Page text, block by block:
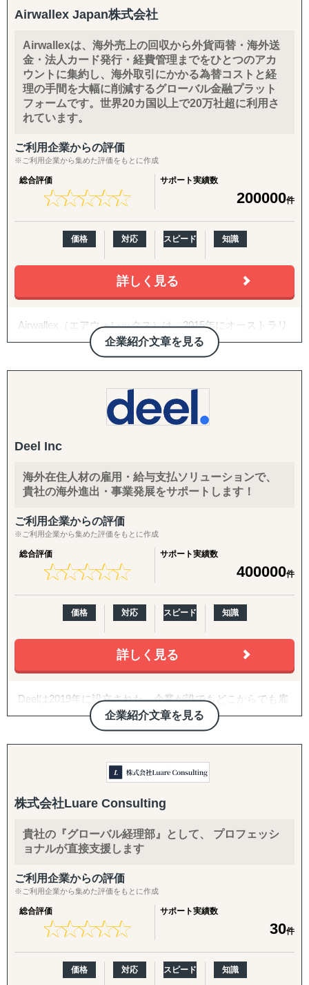
③ アジア圏での「デジタル」ビジネス事業機会の抽出＆評
ランスフォーメーションに係るトータルサポート
④ 市場環境変動に即した手触り感あるインサイトを抽出す
る海外市場調査＆参入戦略構築
⑤ アジア特有の中小案件M&A案件発掘から交渉/実行/PMI
までをカバーする海外M&A一気通貫支援
⑥ 既存サプライチェーン体制の分析/評価/最適化、およ
ら一般論的なタックスプランニングをあてはめた場合の、
時間の無駄を防ぎます。
貴社独自の状況にあったタックスプランニングをカスタマ
イズ構築して、最適な節税方法をアドバイスいたします。
そのためには会計年度末に1度話し合うよりも、1年を通し
て何度も話し合い、賢く何か月も前から、余裕をもってプ
決算期の数ヶ月前から、各クライアント様のデータを前年
度の確定申告からピックアップして、お話合いの時間を持
てるよう、お願いしています。
Airwallex Japan株式会社
Airwallexは、海外売上の回収から外貨両替・海外送
金・法人カード発行・経費管理までをひとつのアカ
ウントに集約し、海外取引にかかる為替コストと経
理の手間を大幅に削減するグローバル金融プラット
フォームです。世界20カ国以上で20万社超に利用さ
れています。
ご利用企業からの評価
※ご利用企業から集めた評価をもとに作成
総合評価
★★★★★
★★★★★
サポート実績数
200000件
価格 対応 スピード 知識
詳しく見る
企業紹介文章を見る
Airwallex（エアウォレックス）は、2015年にオーストラリ
ア・メルボルンで創業した、グローバル金融プラットフォ
ームです。海外からの売上回収、外貨両替、海外送金、法
人カード発行といった越境ビジネスに必要な金融機能を、
銀行を介さずひとつのアカウントで完結できる仕組みを提
ており、企業評価額は80億米ドル（2025年12月時点）。シ
東京・香港・上海・ロンドン・ニューヨークなど世界26拠
点で事業を展開しています。
日本においては、2018年にAirwallex Japan株式会社を設
立。資金移動業（第二種）および電子決済等代行業の登録
のもと、越境EC、貿易、インバウンド事業など、海外取引
を行う日本の中小企業の成長を金融インフラの面から支え
ています。
Deel Inc
海外在住人材の雇用・給与支払ソリューションで、
貴社の海外進出・事業発展をサポートします！
ご利用企業からの評価
※ご利用企業から集めた評価をもとに作成
総合評価
★★★★★
★★★★★
サポート実績数
400000件
価格 対応 スピード 知識
詳しく見る
企業紹介文章を見る
Deelは2019年に設立された、企業が誰でもどこからでも雇
用できるようにするための、グローバルなコンプライアン
スおよび給与支払いソリューションのリーディングカンパ
ニーです。Deelのテクノロジーは、グローバルチームの雇
用と管理に必要な給与支払い、人事、コンプライアンス、
福利厚生などの様々な機能を提供します。
プライアンスに則って、数分で雇用することができます。
つDeelが準備した150ヵ国以上のテンプレートのライブラ
リから、コンプライアンスに準拠したローカライズされた
通貨でチームに報酬を支払うことができます。
株式会社Luare Consulting
貴社の『グローバル経理部』として、 プロフェッシ
ョナルが直接支援します
ご利用企業からの評価
※ご利用企業から集めた評価をもとに作成
総合評価
★★★★★
★★★★★
サポート実績数
30件
価格 対応 スピード 知識